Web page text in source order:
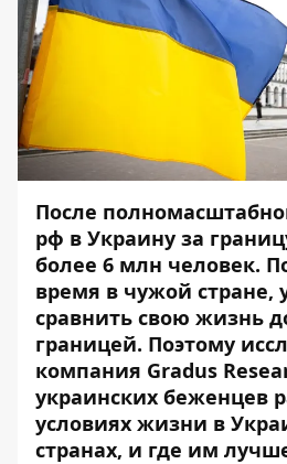
После
рф в Украину за
более 6 млн человек.
время в чужой стране,
сравнить свою жизнь
границей. Поэтому
компания Gradus
украинских беженцев
условиях жизни в
странах, и где им